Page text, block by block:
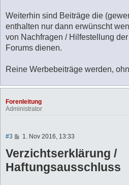
Weiterhin sind Beiträge die
enthalten nur dann erwünscht
von Nachfragen / Hilfestellung
Forums dienen.
Reine Werbebeiträge werden,
Forenleitung
Administrator
#3
B
i
t
r
a
1. Nov 2016, 13:33
Verzichtserklärung /
Haftungsausschluss